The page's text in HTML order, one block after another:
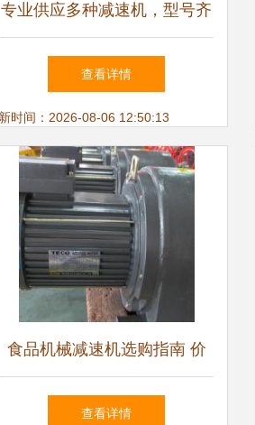
专业供应多种减速机，型号齐
全，助力工业自动化升级
查看详情
时间：2026-08-06 12:50:13
食品机械减速机选购指南 价
格、批发渠道、厂家与换向器
查看详情